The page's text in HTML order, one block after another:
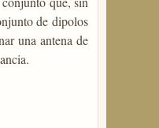
de dipolos
una antena de